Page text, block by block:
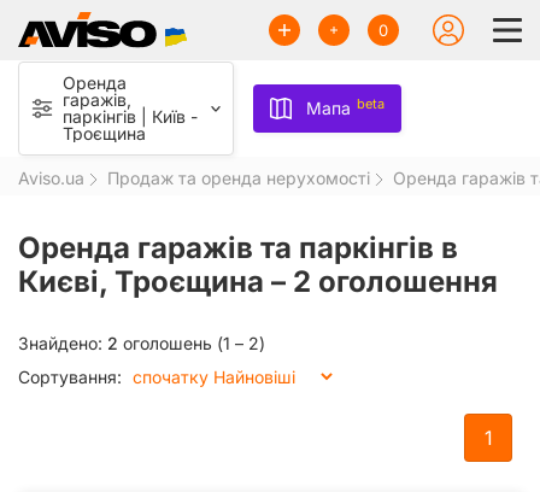
0
Оренда
гаражів,
паркінгів | Київ -
Троєщина
Мапа beta
Aviso.ua Продаж та оренда нерухомості Оренда гаражів
Оренда гаражів та паркінгів в
Києві, Троєщина – 2 оголошення
Сортування:
Знайдено: 2 оголошень (1 – 2)
1